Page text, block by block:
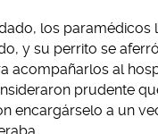
los paramédicos
y su perrito se
acompañarlos al
prudente
encargárselo a un